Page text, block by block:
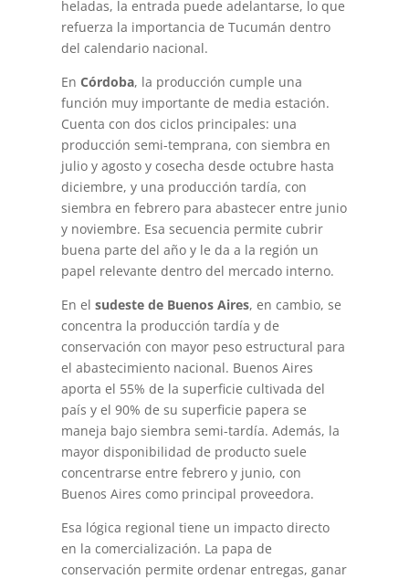
heladas, la entrada puede adelantarse, lo que
refuerza la importancia de Tucumán dentro
del calendario nacional.
EnCórdoba, la producción cumple una
función muy importante de media estación.
Cuenta con dos ciclos principales: una
producción semi-temprana, con siembra en
julio y agosto y cosecha desde octubre hasta
diciembre, y una producción tardía, con
siembra en febrero para abastecer entre junio
y noviembre. Esa secuencia permite cubrir
buena parte del año y le da a la región un
papel relevante dentro del mercado interno.
En elsudeste de Buenos Aires, en cambio, se
concentra la producción tardía y de
conservación con mayor peso estructural para
el abastecimiento nacional. Buenos Aires
aporta el 55% de la superficie cultivada del
país y el 90% de su superficie papera se
maneja bajo siembra semi-tardía. Además, la
mayor disponibilidad de producto suele
concentrarse entre febrero y junio, con
Buenos Aires como principal proveedora.
Esa lógica regional tiene un impacto directo
en la comercialización. La papa de
conservación permite ordenar entregas, ganar